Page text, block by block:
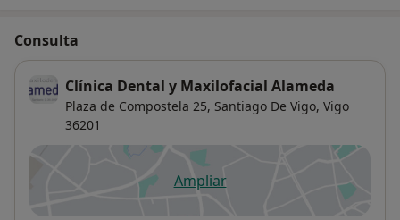
Consulta
Clínica Dental y Maxilofacial Alameda
Plaza de Compostela 25, Santiago De Vigo, Vigo
36201
Ampliarse abre en una nueva